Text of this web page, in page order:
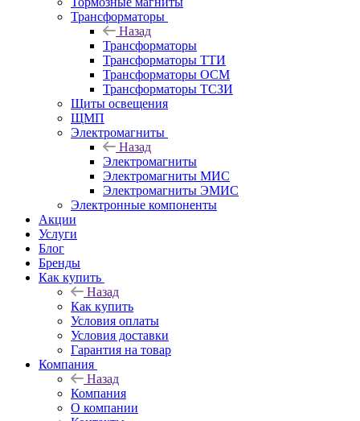
Трансформаторы
Назад
Трансформаторы
Трансформаторы ТТИ
Трансформаторы ОСМ
Трансформаторы ТСЗИ
Щиты освещения
ЩМП
Электромагниты
Назад
Электромагниты
Электромагниты МИС
Электромагниты ЭМИС
Электронные компоненты
Акции
Услуги
Блог
Бренды
Как купить
Назад
Как купить
Условия оплаты
Условия доставки
Гарантия на товар
Компания
Назад
Компания
О компании